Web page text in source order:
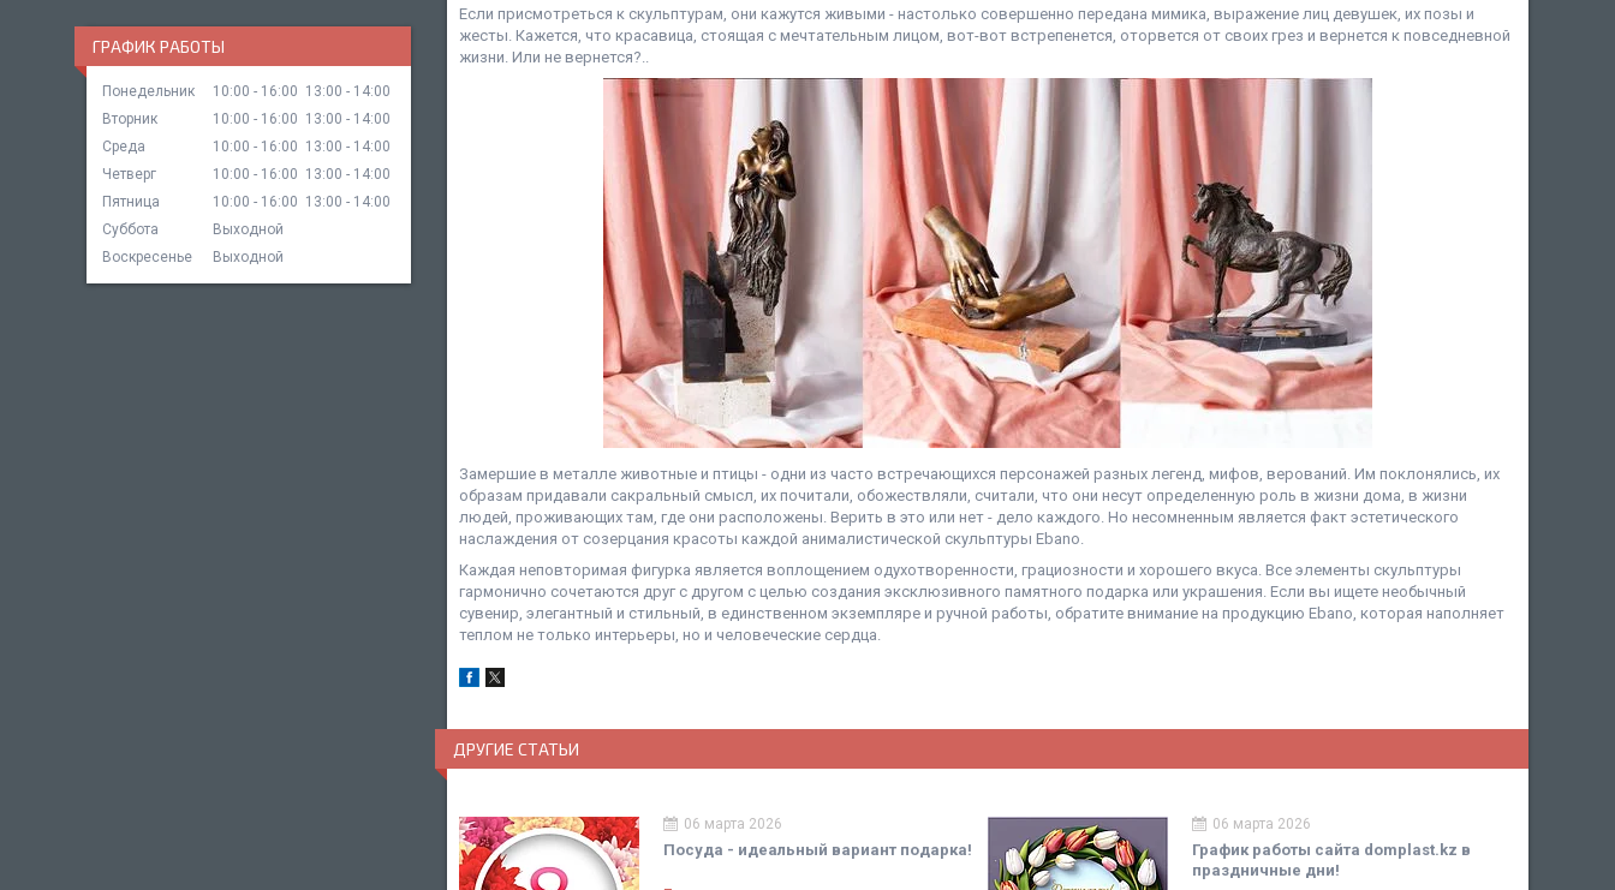
Если присмотреться к скульптурам, они кажутся живыми - настолько совершенно передана мимика, выражение лиц девушек, их позы и
жесты. Кажется, что красавица, стоящая с мечтательным лицом, вот-вот встрепенется, оторвется от своих грез и вернется к повседневной
жизни. Или не вернется?..
Замершие в металле животные и птицы - одни из часто встречающихся персонажей разных легенд, мифов, верований. Им поклонялись, их
образам придавали сакральный смысл, их почитали, обожествляли, считали, что они несут определенную роль в жизни дома, в жизни
людей, проживающих там, где они расположены. Верить в это или нет - дело каждого. Но несомненным является факт эстетического
наслаждения от созерцания красоты каждой анималистической скульптуры Ebano.
Каждая неповторимая фигурка является воплощением одухотворенности, грациозности и хорошего вкуса. Все элементы скульптуры
гармонично сочетаются друг с другом с целью создания эксклюзивного памятного подарка или украшения. Если вы ищете необычный
сувенир, элегантный и стильный, в единственном экземпляре и ручной работы, обратите внимание на продукцию Еbano, которая наполняет
теплом не только интерьеры, но и человеческие сердца.
ДРУГИЕ СТАТЬИ
06 марта 2026
Посуда - идеальный вариант подарка!
06 марта 2026
График работы сайта domplast.kz в
праздничные дни!
ГРАФИК РАБОТЫ
Понедельник 10:00 16:00 13:00
14:00
Вторник
10:00 16:00 13:00
14:00
Среда
10:00 16:00 13:00
14:00
Четверг
10:00 16:00 13:00
14:00
Пятница
10:00 16:00 13:00
14:00
Суббота
Выходной
Воскресенье
Выходной